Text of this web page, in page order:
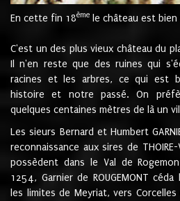
En cette fin 18ème le château est bien
C'est un des plus vieux château du
Il n'en reste que des ruines qui
racines et les arbres, ce qui est
histoire et notre passé. On
quelques centaines mètres de là un
Les sieurs Bernard et Humbert
reconnaissance aux sires de
possèdent dans le Val de
1254, Garnier de ROUGEMONT
les limites de Meyriat, vers